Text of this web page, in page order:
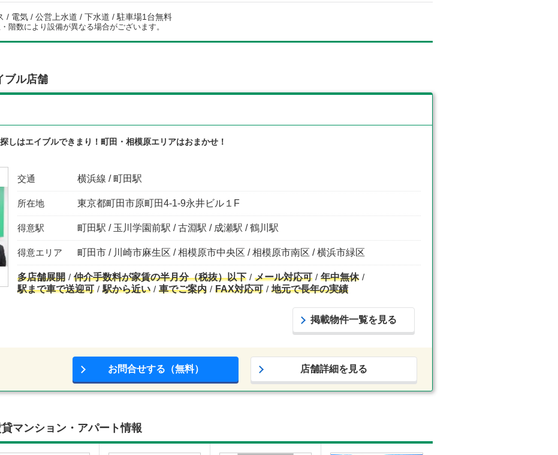
/ 電気 / 公営上水道 / 下水道 / 駐車場1台無料
階数により設備が異なる場合がございます。
ブル店舗
しはエイブルできまり！町田・相模原エリアはおまかせ！
交通 横浜線 / 町田駅
所在地 東京都町田市原町田4-1-9永井ビル１F
得意駅 町田駅 / 玉川学園前駅 / 古淵駅 / 成瀬駅 / 鶴川駅
得意エリア 町田市 / 川崎市麻生区 / 相模原市中央区 / 相模原市南区 / 横浜市緑区
多店舗展開 仲介手数料が家賃の半月分（税抜）以下 メール対応可
年中無休
駅まで車で送迎可
駅から近い 車でご案内 FAX対応可 地元で長年の実績
掲載物件一覧を見る
お問合せする（無料） 店舗詳細を見る
マンション・アパート情報